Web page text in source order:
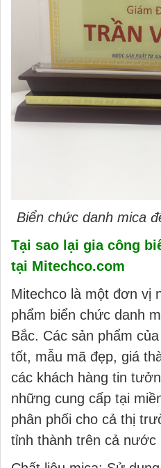
Biển chức danh mica
Tại sao lại gia công
tại Mitechco.com
Mitechco là một đơn vị
phẩm biển chức danh
Bắc. Các sản phẩm
tốt, mẫu mã đẹp, giá
các khách hàng tin
những cung cấp tại
phân phối cho cả thị
tỉnh thành trên cả nước